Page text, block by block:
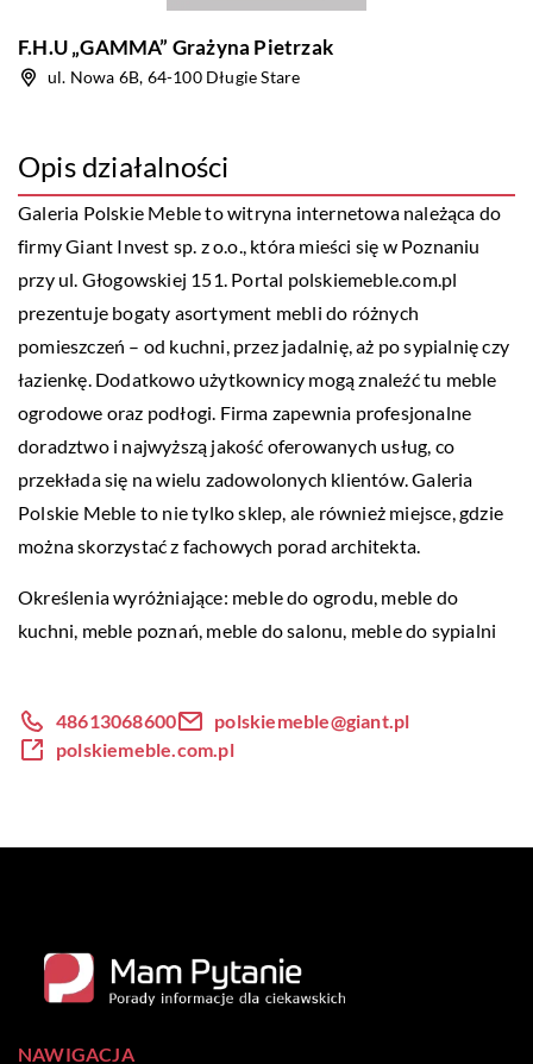
F.H.U „GAMMA” Grażyna Pietrzak
ul. Nowa 6B, 64-100 Długie Stare
Opis działalności
Galeria Polskie Meble to witryna internetowa należąca do
firmy Giant Invest sp. z o.o., która mieści się w Poznaniu
przy ul. Głogowskiej 151. Portal polskiemeble.com.pl
prezentuje bogaty asortyment mebli do różnych
pomieszczeń – od kuchni, przez jadalnię, aż po sypialnię czy
łazienkę. Dodatkowo użytkownicy mogą znaleźć tu meble
ogrodowe oraz podłogi. Firma zapewnia profesjonalne
doradztwo i najwyższą jakość oferowanych usług, co
przekłada się na wielu zadowolonych klientów. Galeria
Polskie Meble to nie tylko sklep, ale również miejsce, gdzie
można skorzystać z fachowych porad architekta.
Określenia wyróżniające: meble do ogrodu, meble do
kuchni, meble poznań, meble do salonu, meble do sypialni
48613068600
polskiemeble@giant.pl
polskiemeble.com.pl
NAWIGACJA